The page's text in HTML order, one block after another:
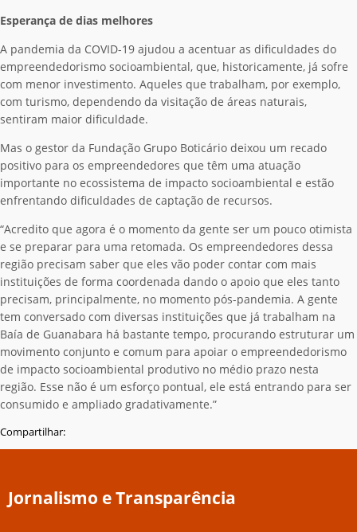
Esperança de dias melhores
A pandemia da COVID-19 ajudou a acentuar as dificuldades do
empreendedorismo socioambiental, que, historicamente, já sofre
com menor investimento. Aqueles que trabalham, por exemplo,
com turismo, dependendo da visitação de áreas naturais,
sentiram maior dificuldade.
Mas o gestor da Fundação Grupo Boticário deixou um recado
positivo para os empreendedores que têm uma atuação
importante no ecossistema de impacto socioambiental e estão
enfrentando dificuldades de captação de recursos.
“Acredito que agora é o momento da gente ser um pouco otimista
e se preparar para uma retomada. Os empreendedores dessa
região precisam saber que eles vão poder contar com mais
instituições de forma coordenada dando o apoio que eles tanto
precisam, principalmente, no momento pós-pandemia. A gente
tem conversado com diversas instituições que já trabalham na
Baía de Guanabara há bastante tempo, procurando estruturar um
movimento conjunto e comum para apoiar o empreendedorismo
de impacto socioambiental produtivo no médio prazo nesta
região. Esse não é um esforço pontual, ele está entrando para ser
consumido e ampliado gradativamente.”
Compartilhar:
Jornalismo e Transparência